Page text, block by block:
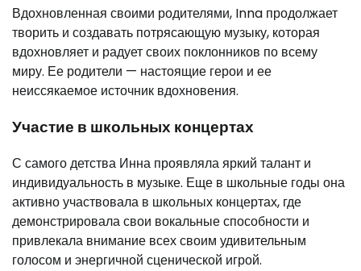
Вдохновленная своими родителями, Inna продолжает
творить и создавать потрясающую музыку, которая
вдохновляет и радует своих поклонников по всему
миру. Ее родители — настоящие герои и ее
неиссякаемое источник вдохновения.
Участие в школьных концертах
С самого детства Инна проявляла яркий талант и
индивидуальность в музыке. Еще в школьные годы она
активно участвовала в школьных концертах, где
демонстрировала свои вокальные способности и
привлекала внимание всех своим удивительным
голосом и энергичной сценической игрой.